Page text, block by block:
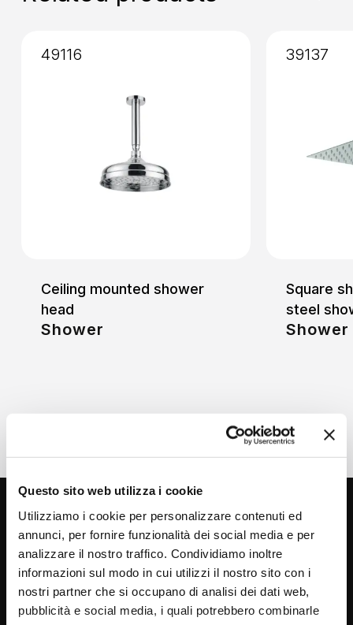
Questo sito web utilizza i cookie
Utilizziamo i cookie per personalizzare contenuti ed
annunci, per fornire funzionalità dei social media e per
analizzare il nostro traffico. Condividiamo inoltre
informazioni sul modo in cui utilizzi il nostro sito con i
nostri partner che si occupano di analisi dei dati web,
pubblicità e social media, i quali potrebbero combinarle
Ceiling mounted shower
head
Shower
49116
Square
steel
Shower
39137
Via C. Rolando 111, Gozzano (NO) 28024